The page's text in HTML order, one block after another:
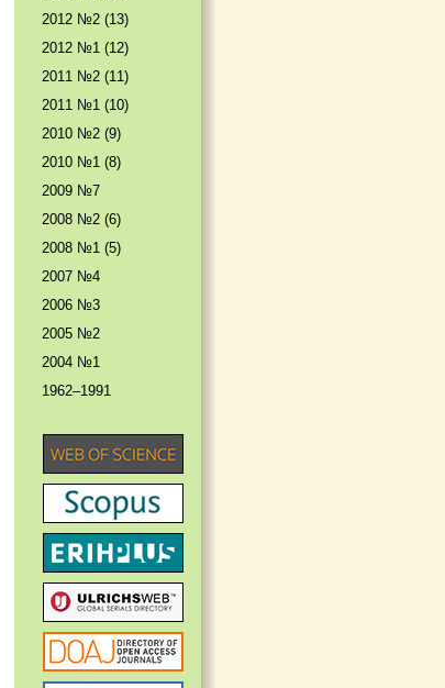
2012 №2 (13)
2012 №1 (12)
2011 №2 (11)
2011 №1 (10)
2010 №2 (9)
2010 №1 (8)
2009 №7
2008 №2 (6)
2008 №1 (5)
2007 №4
2006 №3
2005 №2
2004 №1
1962–1991